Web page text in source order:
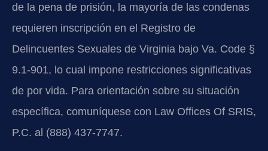
de la pena de prisión, la mayoría de las condenas
requieren inscripción en el Registro de
Delincuentes Sexuales de Virginia bajo Va. Code §
9.1-901, lo cual impone restricciones significativas
de por vida. Para orientación sobre su situación
específica, comuníquese con Law Offices Of SRIS,
P.C. al (888) 437-7747.